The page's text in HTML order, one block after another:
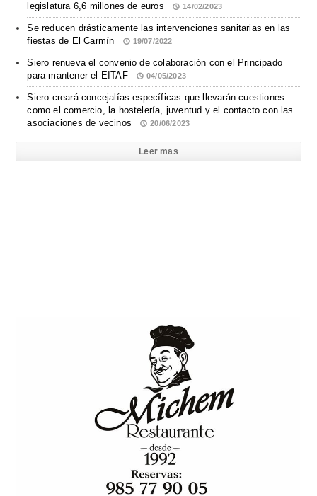
legislatura 6,6 millones de euros
14/02/2023
Se reducen drásticamente las intervenciones sanitarias en las
fiestas de El Carmín
19/07/2022
Siero renueva el convenio de colaboración con el Principado
para mantener el EITAF
04/05/2023
Siero creará concejalías específicas que llevarán cuestiones
como el comercio, la hostelería, juventud y el contacto con las
asociaciones de vecinos
20/06/2023
Leer mas